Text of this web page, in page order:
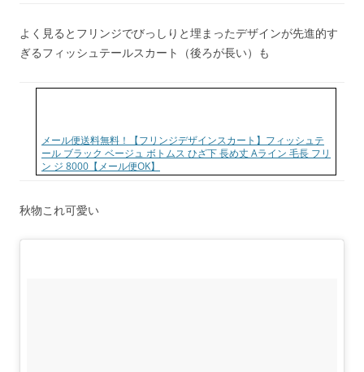
よく見るとフリンジでびっしりと埋まったデザインが先進的す
ぎるフィッシュテールスカート（後ろが長い）も
メール便送料無料！【フリンジデザインスカート】フィッシュテ
ール ブラック ベージュ ボトムス ひざ下 長め丈 Aライン 毛長 フリ
ン ジ 8000【メール便OK】
秋物これ可愛い